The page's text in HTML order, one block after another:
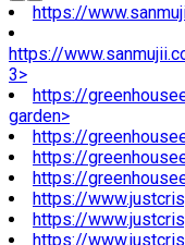
https://
https://
3>
https://
garden>
https://
https://
https://
https://
https://
https://